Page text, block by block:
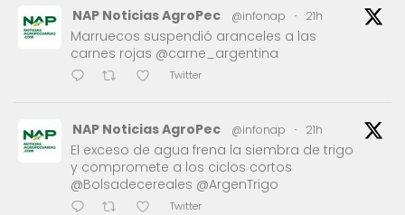
NAP Noticias AgroPec @infonap · 21h
Marruecos suspendió aranceles a las
carnes rojas @carne_argentina
Twitter
NAP Noticias AgroPec @infonap · 21h
El exceso de agua frena la siembra de trigo
y compromete a los ciclos cortos
@Bolsadecereales @ArgenTrigo
Twitter